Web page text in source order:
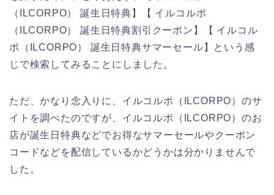
（ILCORPO） 誕生日特典】【 イルコルポ
（ILCORPO） 誕生日特典割引クーポン】【 イルコル
ポ（ILCORPO） 誕生日特典サマーセール】という感
じで検索してみることにしました。
ただ、かなり念入りに、イルコルポ（ILCORPO）のサ
イトを調べたのですが、イルコルポ（ILCORPO）のお
店が誕生日特典などでお得なサマーセールやクーポン
コードなどを配信しているかどうかは分かりませんで
した。